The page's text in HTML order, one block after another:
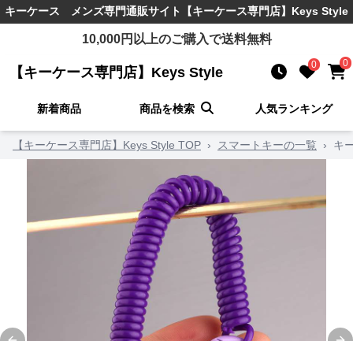
キーケース メンズ専門通販サイト 【キーケース専門店】Keys Style
10,000円以上のご購入で送料無料
【キーケース専門店】Keys Style 0 0
新着商品 商品を検索 人気ランキング
【キーケース専門店】Keys Style TOP › スマートキーの一覧 › キ